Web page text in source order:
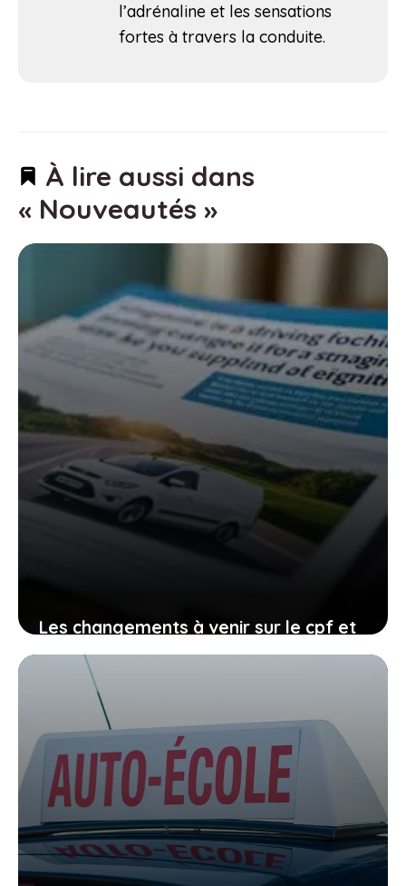
l’adrénaline et les sensations
fortes à travers la conduite.
À lire aussi dans
« Nouveautés »
Les changements à venir sur le cpf et
le permis de conduire, comment vous
organiser avant qu’il ne soit trop tard
27 janvier 2026